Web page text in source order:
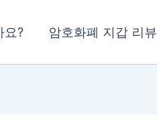
요? 암호화폐 지갑 리뷰